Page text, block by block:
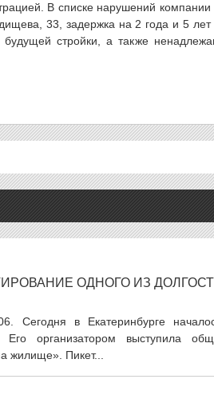
В списке нарушений
33, задержка на 2 года и 5 лет
стройки, а также
ОДНОГО ИЗ
Сегодня в Екатеринбурге
организатором выступила
жилище». Пикет...